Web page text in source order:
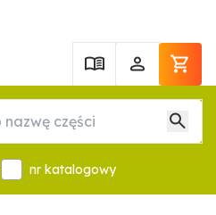
nr katalogowy